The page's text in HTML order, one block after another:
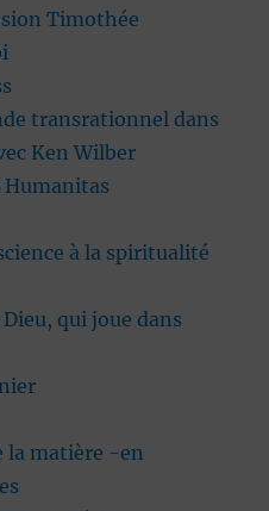
Timothée
transrationnel dans
Ken Wilber
Humanitas
à la spiritualité
Dieu, qui joue dans
la matière -en